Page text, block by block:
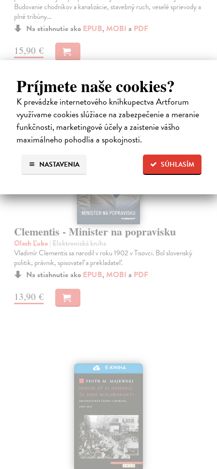
Príjmete naše cookies?
K prevádzke internetového kníhkupectva Artforum
využívame cookies slúžiace na zabezpečenie a meranie
funkčnosti, marketingové účely a zaistenie vášho
maximálneho pohodlia a spokojnosti.
SÚHLASÍM
NASTAVENIA
Budovanie chodníkov a kanalizácie, stavebný ruch, veselé sprievody a
plné tribúny…
Na stiahnutie ako EPUB, MOBI a PDF
15,90 €
Clementis - Minister na popravisku
Olach Ľubo| Elektronická kniha
Vladimír Clementis sa narodil v roku 1902 v Tisovci. Bol slovenský
politik, právnik, spisovateľ a prekladateľ.
Na stiahnutie ako EPUB, MOBI a PDF
13,90 €
E-KNIHA